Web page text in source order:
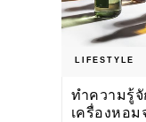
LIFESTYLE
ทำความรู้จั
เครื่องหอม